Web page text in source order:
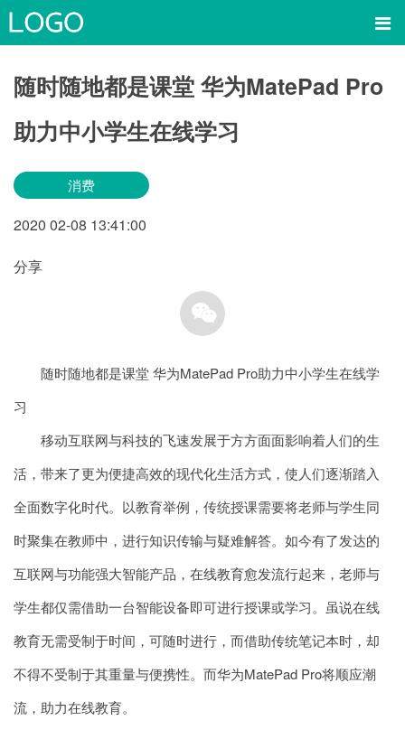
随时随地都是课堂 华为MatePad Pro
助力中小学生在线学习
消费
2020 02-08 13:41:00
分享
随时随地都是课堂 华为MatePad Pro助力中小学生在线学
习
移动互联网与科技的飞速发展于方方面面影响着人们的生
活，带来了更为便捷高效的现代化生活方式，使人们逐渐踏入
全面数字化时代。以教育举例，传统授课需要将老师与学生同
时聚集在教师中，进行知识传输与疑难解答。如今有了发达的
互联网与功能强大智能产品，在线教育愈发流行起来，老师与
学生都仅需借助一台智能设备即可进行授课或学习。虽说在线
教育无需受制于时间，可随时进行，而借助传统笔记本时，却
不得不受制于其重量与便携性。而华为MatePad Pro将顺应潮
流，助力在线教育。